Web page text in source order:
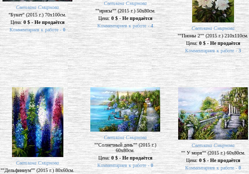
Светлана Смирнова
"Букет" (2015 г.) 70х100см.
Цена:0 $ - Не продаётся
Комментариев к работе - 0
Светлана Смирнова
""ирисы"" (2015 г.) 50х80см.
Цена: 0 $ - Не продаётся
Комментариев к работе - 4
Светлана Смирнова
""Пионы 2"" (2015 г.) 210х110см.
Цена: 0 $ - Не продаётся
Комментариев к работе -3
Светлана Смирнова
""Дельфиниум"" (2015 г.) 80х60см.
Светлана Смирнова
""Солнечный день"" (2015 г.)
60х80см.
Цена:0 $ - Не продаётся
Комментариев к работе - 0
Светлана Смирнова
"" У моря"" (2015 г.) 60х80см.
Цена:0 $ - Не продаётся
Комментариев к работе -0